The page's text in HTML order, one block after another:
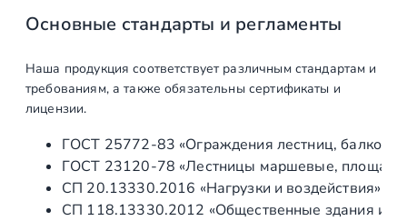
Основные стандарты и регламенты
Наша продукция соответствует различным стандартам и
требованиям, а также обязательны сертификаты и
лицензии.
ГОСТ 25772‑83 «Ограждения лестниц,
ГОСТ 23120‑78 «Лестницы маршевые,
СП 20.13330.2016 «Нагрузки и воздействия»
СП 118.13330.2012 «Общественные здания и